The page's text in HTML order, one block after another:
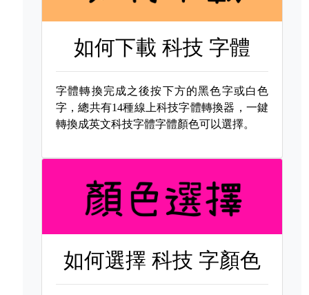
如何下載科技 字體
字體轉換完成之後按下方的黑色字或白色
字，總共有14種線上科技字體轉換器，一鍵
轉換成英文科技字體字體顏色可以選擇。
如何選擇科技 字顏色